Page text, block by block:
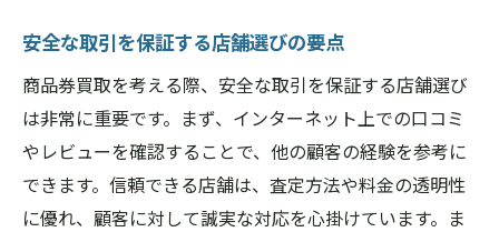
安全な取引を保証する店舗選びの要点
商品券買取を考える際、安全な取引を保証する店舗選び
は非常に重要です。まず、インターネット上での口コミ
やレビューを確認することで、他の顧客の経験を参考に
できます。信頼できる店舗は、査定方法や料金の透明性
に優れ、顧客に対して誠実な対応を心掛けています。ま